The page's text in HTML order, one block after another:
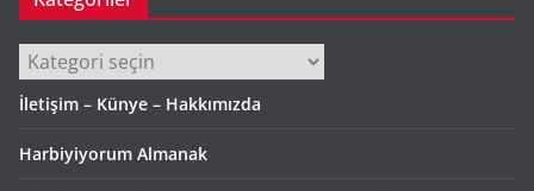
Kategoriler
İletişim – Künye – Hakkımızda
Harbiyiyorum Almanak